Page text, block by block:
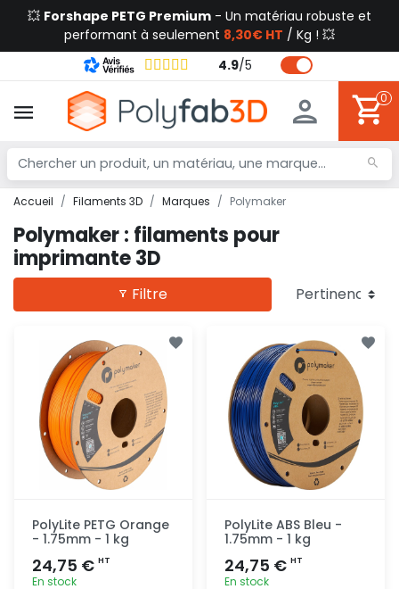
💥 Forshape PETG Premium - Un matériau robuste et
performant à seulement 8,30€ HT / Kg ! 💥
4.9/5
0
Accueil Filaments 3D Marques Polymaker
Polymaker : filaments pour
imprimante 3D
Filtre
PolyLite PETG Orange
- 1.75mm - 1 kg
24,75 € HT
En stock
PolyLite ABS Bleu -
1.75mm - 1 kg
24,75 € HT
En stock